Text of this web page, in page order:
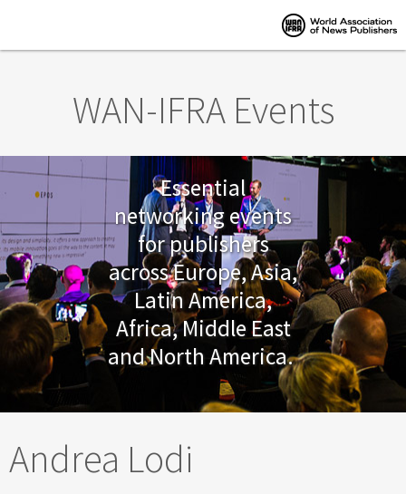
WAN-IFRA Events
Essential
networking events
for publishers
across Europe, Asia,
Latin America,
Africa, Middle East
and North America.
Andrea Lodi